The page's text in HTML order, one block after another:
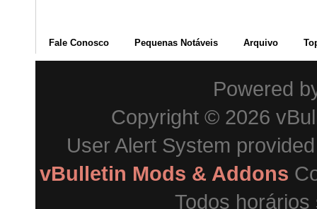
Fale Conosco Pequenas Notáveis Arquivo
Powered
Copyright © 2026
User Alert System
vBulletin Mods & Addons
Todos